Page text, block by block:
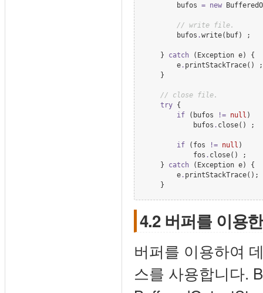
        bufos
= new
// write file.
        bufos
.write(buf) ;
    }
catch ( Exception e) {
        e
. printStackTrace() ;
    }
// close file.
try {
if (bufos != null )
            bufos
. close() ;
if (fos != null )
            fos
. close() ;
    }
catch ( Exception e) {
        e
. printStackTrace();
    }
4.2 버퍼를 이용
버퍼를 이용하여
스를 사용합니다.